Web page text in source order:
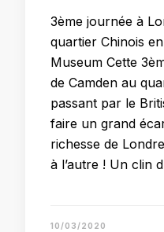
3ème journée à
quartier Chinois
Museum Cette
de Camden au
passant par le
faire un grand
richesse de
à l’autre ! Un clin
10/03/2020